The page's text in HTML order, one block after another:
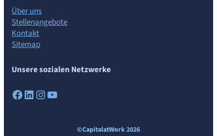
Über uns
Stellenangebote
Kontakt
Sitemap
Unsere sozialen Netzwerke
Facebook LinkedIn Instagram YouTube
©CapitalatWork 2026